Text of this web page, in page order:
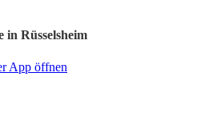
in Rüsselsheim
App öffnen